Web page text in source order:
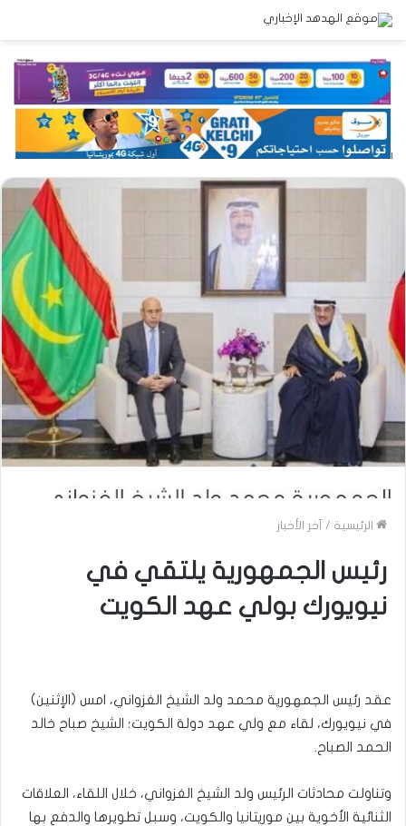
الرئيسية / آخر الأخبار
رئيس الجمهورية يلتقي في
نيويورك بولي عهد الكويت
عقد رئيس الجمهورية محمد ولد الشيخ الغزواني، امس (الإثنين)
في نيويورك، لقاء مع ولي عهد دولة الكويت؛ الشيخ صباح خالد
الحمد الصباح.
وتناولت محادثات الرئيس ولد الشيخ الغزواني، خلال اللقاء، العلاقات
الثنائية الأخوية بين موريتانيا والكويت، وسبل تطويرها والدفع بها